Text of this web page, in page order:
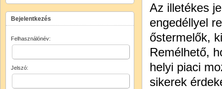
Az illetékes
engedéllyel
őstermelők,
Remélhető,
helyi piaci
sikerek
Bejelentkezés
Felhasználónév:
Jelszó: